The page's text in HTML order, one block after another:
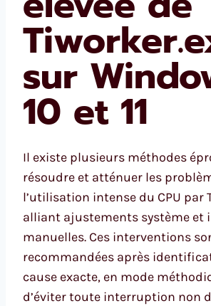
sur
10 et 11
Il existe plusieurs méthodes
résoudre et atténuer les
l’utilisation intense du CPU par
alliant ajustements système et
manuelles. Ces interventions
recommandées après
cause exacte, en mode
d’éviter toute interruption non